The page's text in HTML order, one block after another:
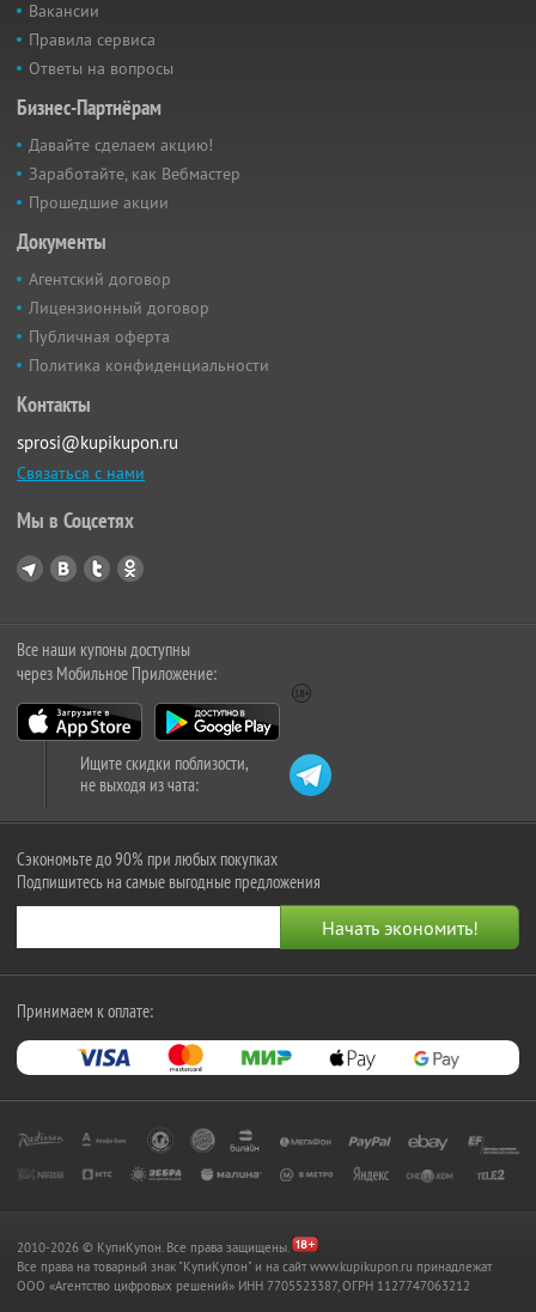
Вакансии
Правила сервиса
Ответы на вопросы
Бизнес-Партнёрам
Давайте сделаем акцию!
Заработайте, как Вебмастер
Прошедшие акции
Документы
Агентский договор
Лицензионный договор
Публичная оферта
Политика конфиденциальности
Контакты
sprosi@kupikupon.ru
Связаться с нами
Мы в Соцсетях
Все наши купоны доступны
через Мобильное Приложение:
Ищите скидки поблизости,
не выходя из чата:
Сэкономьте до 90% при любых покупках
Подпишитесь на самые выгодные предложения
Принимаем к оплате:
2010-2026 © КупиКупон. Все права защищены.
Все права на товарный знак "КупиКупон" и на сайт www.kupikupon.ru принадлежат
OOO «Агентство цифровых решений» ИНН 7705523387, ОГРН 1127747063212